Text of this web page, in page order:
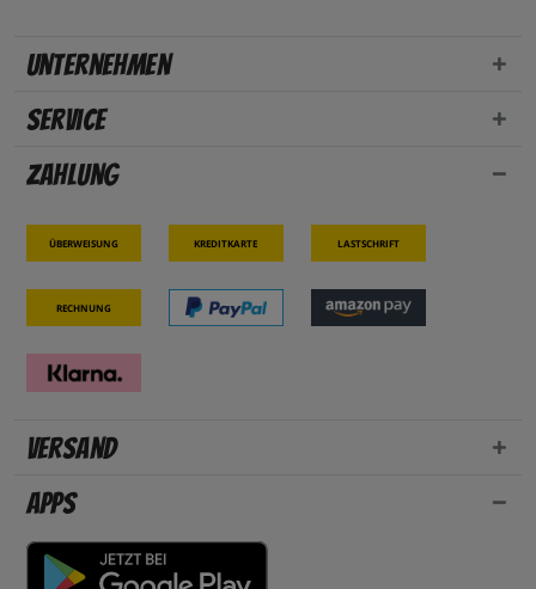
Unternehmen
Service
Zahlung
Überweisung Kreditkarte Lastschrift
Rechnung
Versand
Apps